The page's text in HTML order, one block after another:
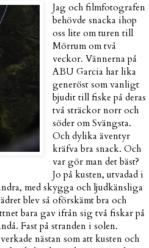
Jag och filmfotografen
behövde snacka ihop
oss lite om turen till
Mörrum om två
veckor. Vännerna på
ABU Garcia har lika
generöst som vanligt
bjudit till fiske på deras
två sträckor norr och
söder om Svängsta.
Och dylika äventyr
kräfva bra snack. Och
var gör man det bäst?
Jo på kusten, utvadad i
med skygga och ljudkänsliga
blev så oförskämt bra och
bara gav ifrån sig två fiskar på
Fast på stranden i solen.
nästan som att kusten och